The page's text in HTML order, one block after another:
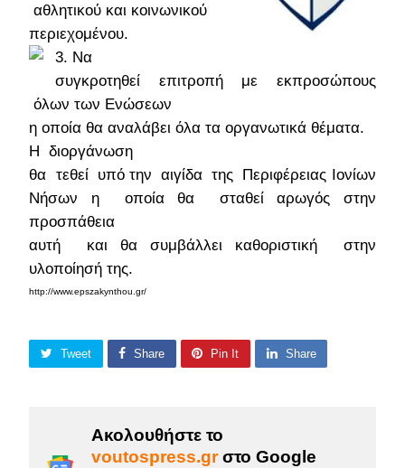
αθλητικού και κοινωνικού
περιεχομένου.
3. Να
συγκροτηθεί επιτροπή με εκπροσώπους
όλων των Ενώσεων
η οποία θα αναλάβει όλα τα οργανωτικά θέματα.
Η διοργάνωση
θα τεθεί υπό την αιγίδα της Περιφέρειας Ιονίων
Νήσων η οποία θα σταθεί αρωγός στην
προσπάθεια
αυτή και θα συμβάλλει καθοριστική στην
υλοποίησή της.
http://www.epszakynthou.gr/
Tweet Share Pin It Share
Ακολουθήστε το
voutospress.grστο Google